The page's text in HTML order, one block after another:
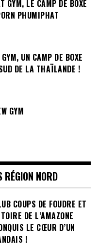
GYM, LE CAMP DE BOXE
PHUMIPHAT
UN CAMP DE BOXE
DE LA THAÏLANDE !
GYM
NORD
COUPS DE FOUDRE ET
DE L’AMAZONE
LE CŒUR D’UN
!